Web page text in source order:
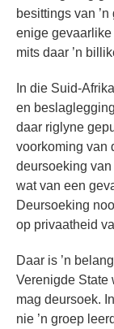
besittings van
enige
mits daar ’n
In die Suid-
en
daar riglyne
voorkoming van
deursoeking
wat van een
Deursoeking
op privaatheid
Daar is ’n
Verenigde State
mag deursoek.
nie ’n groep